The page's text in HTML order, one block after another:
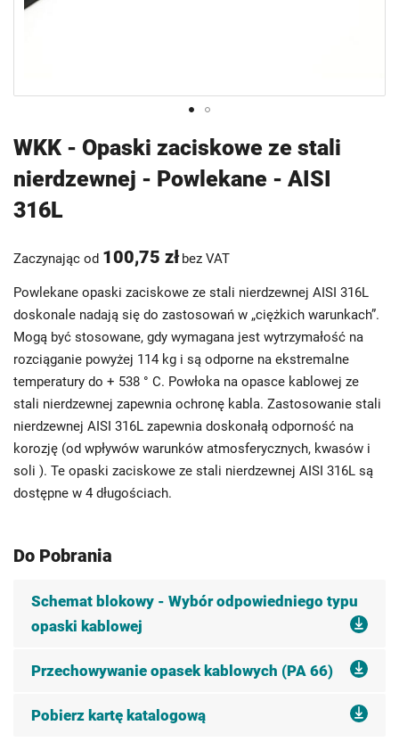
WKK - Opaski zaciskowe ze stali
nierdzewnej - Powlekane - AISI
316L
Zaczynając od 100,75 zł bez VAT
Powlekane opaski zaciskowe ze stali nierdzewnej AISI 316L
doskonale nadają się do zastosowań w „ciężkich warunkach”.
Mogą być stosowane, gdy wymagana jest wytrzymałość na
rozciąganie powyżej 114 kg i są odporne na ekstremalne
temperatury do + 538 ° C. Powłoka na opasce kablowej ze
stali nierdzewnej zapewnia ochronę kabla. Zastosowanie stali
nierdzewnej AISI 316L zapewnia doskonałą odporność na
korozję (od wpływów warunków atmosferycznych, kwasów i
soli ). Te opaski zaciskowe ze stali nierdzewnej AISI 316L są
dostępne w 4 długościach.
Do Pobrania
Schemat blokowy - Wybór odpowiedniego typu
opaski kablowej
Przechowywanie opasek kablowych (PA 66)
Pobierz kartę katalogową
na
początek
galerii